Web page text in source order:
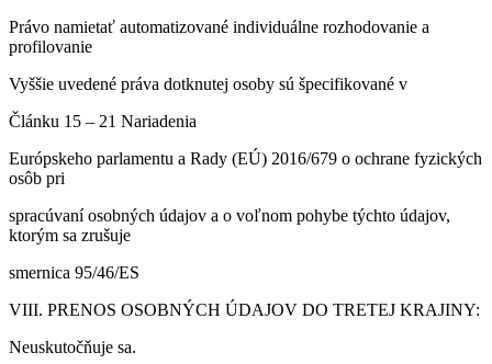
Právo namietať automatizované individuálne rozhodovanie a
profilovanie
Vyššie uvedené práva dotknutej osoby sú špecifikované v
Článku 15 – 21 Nariadenia
Európskeho parlamentu a Rady (EÚ) 2016/679 o ochrane fyzických
osôb pri
spracúvaní osobných údajov a o voľnom pohybe týchto údajov,
ktorým sa zrušuje
smernica 95/46/ES
VIII. PRENOS OSOBNÝCH ÚDAJOV DO TRETEJ KRAJINY:
Neuskutočňuje sa.